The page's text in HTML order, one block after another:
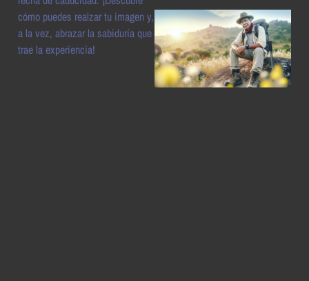
cómo puedes realzar tu imagen y,
a la vez, abrazar la sabiduría que
trae la experiencia!